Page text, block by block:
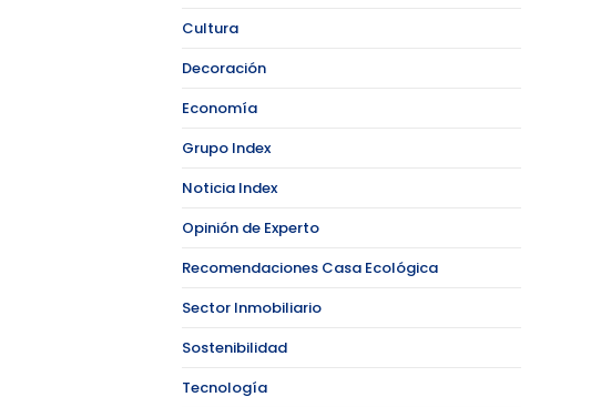
Cultura
Decoración
Economía
Grupo Index
Noticia Index
Opinión de Experto
Recomendaciones Casa Ecológica
Sector Inmobiliario
Sostenibilidad
Tecnología